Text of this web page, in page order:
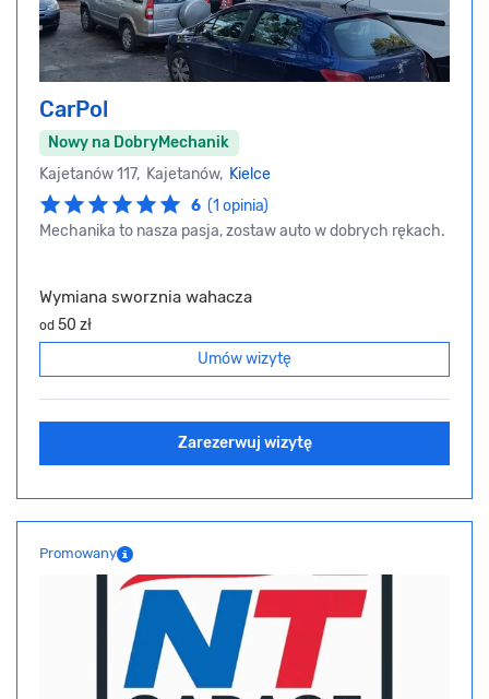
CarPol
Nowy na DobryMechanik
Kajetanów 117, Kajetanów, Kielce
6 (1 opinia)
Mechanika to nasza pasja, zostaw auto w dobrych rękach.
Wymiana sworznia wahacza
od 50 zł
Umów wizytę
Zarezerwuj wizytę
Promowany